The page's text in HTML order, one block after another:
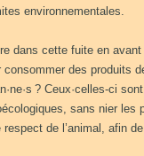
environnementales.
dans cette fuite en
des produits
? Ceux·celles-ci
sans nier
de l’animal, afin